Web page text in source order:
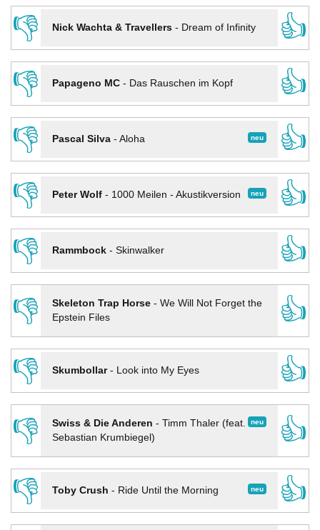
👎
Nick Wachta & Travellers- Dream of Infinity
👍
👎
Papageno MC- Das Rauschen im Kopf
👍
👎
neu
Pascal Silva- Aloha
👍
👎
neu
Peter Wolf- 1000 Meilen - Akustikversion
👍
👎
Rammbock- Skinwalker
👍
👎
Skeleton Trap Horse- We Will Not Forget the
Epstein Files
👍
👎
Skumbollar- Look into My Eyes
👍
👎
neu
Swiss & Die Anderen - Timm Thaler (feat.
Sebastian Krumbiegel)
👍
👎
neu
Toby Crush - Ride Until the Morning
👍